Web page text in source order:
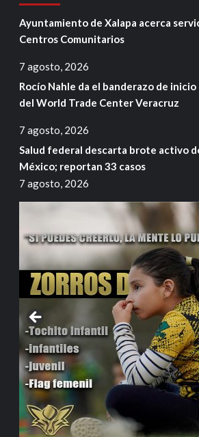
Ayuntamiento de Xalapa acerca
Centros Comunitarios
7 agosto, 2026
Rocío Nahle da el banderazo de
del World Trade Center Veracruz
7 agosto, 2026
Salud federal descarta brote activo
México; reportan 33 casos
7 agosto, 2026